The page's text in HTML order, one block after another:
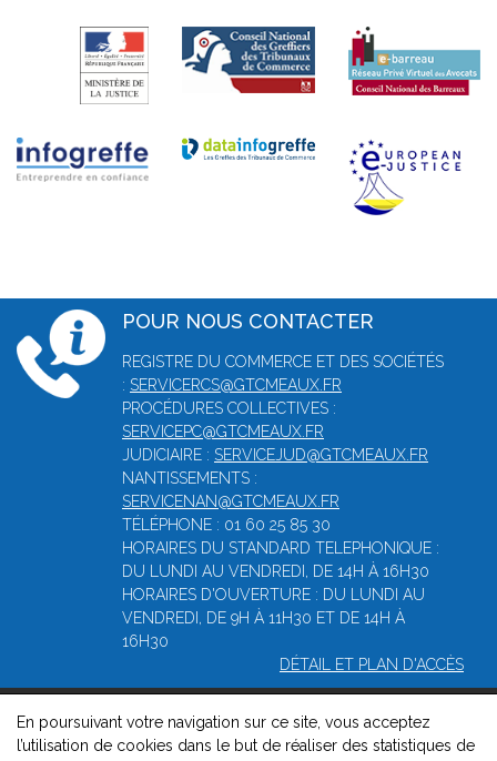
POUR NOUS CONTACTER
REGISTRE DU COMMERCE ET DES SOCIÉTÉS
: SERVICERCS@GTCMEAUX.FR
PROCÉDURES COLLECTIVES :
SERVICEPC@GTCMEAUX.FR
JUDICIAIRE : SERVICEJUD@GTCMEAUX.FR
NANTISSEMENTS :
SERVICENAN@GTCMEAUX.FR
TÉLÉPHONE : 01 60 25 85 30
HORAIRES DU STANDARD TELEPHONIQUE :
DU LUNDI AU VENDREDI, DE 14H À 16H30
HORAIRES D'OUVERTURE : DU LUNDI AU
VENDREDI, DE 9H À 11H30 ET DE 14H À
16H30
DÉTAIL ET PLAN D'ACCÈS
© 2026, Greffe du tribunal de commerce de Meaux -Mentions
légales-Contact -Gestion des cookies -Politique de
En poursuivant votre navigation sur ce site, vous acceptez
l’utilisation de cookies dans le but de réaliser des statistiques de